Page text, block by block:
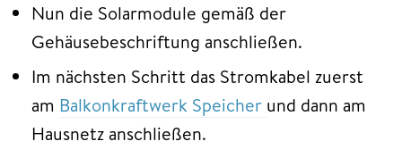
Nun die Solarmodule gemäß der
Gehäusebeschriftung anschließen.
Im nächsten Schritt das Stromkabel zuerst
am Balkonkraftwerk Speicher und dann am
Hausnetz anschließen.